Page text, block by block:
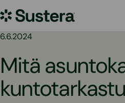
sisältöön
Sustera
6.6.2024
Mitä